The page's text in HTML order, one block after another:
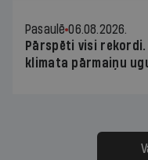
Pasaulē 06.08.2026.
Pārspēti visi
klimata pārmaiņu